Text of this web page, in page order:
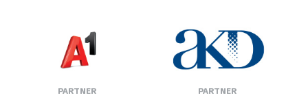
PARTNER PARTNER